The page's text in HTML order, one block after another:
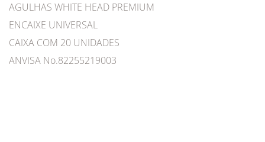
AGULHAS WHITE HEAD PREMIUM
ENCAIXE UNIVERSAL
CAIXA COM 20 UNIDADES
ANVISA No.82255219003